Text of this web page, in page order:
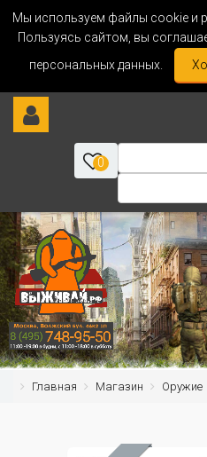
Мы используем файлы cookie и
Пользуясь сайтом, вы
персональных данных.
0
Главная Магазин Оружие